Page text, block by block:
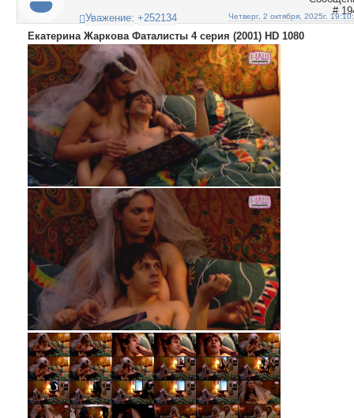
Четверг, 2 октября, 2025г.
Уважение: +252134
Екатерина Жаркова Фаталисты 4 серия (2001) HD 1080